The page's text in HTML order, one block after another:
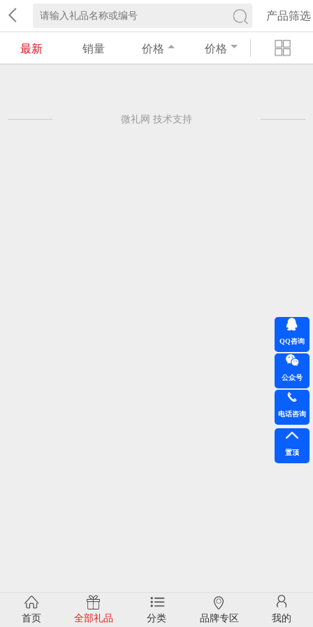
产品筛选
最新 销量 价格 价格
微礼网 技术支持
首页 全部礼品 分类 品牌专区 我的
QQ咨询
公众号
电话咨询
置顶